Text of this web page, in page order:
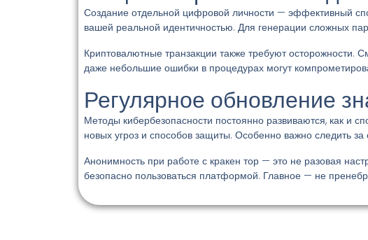
Создание отдельной цифровой личности — эффективный
вашей реальной идентичностью. Для генерации сложных
Криптовалютные транзакции также требуют осторожности.
даже небольшие ошибки в процедурах могут
Регулярное обновление
Методы кибербезопасности постоянно развиваются, как и
новых угроз и способов защиты. Особенно важно следить
Анонимность при работе с кракен тор — это не разовая
безопасно пользоваться платформой. Главное — не